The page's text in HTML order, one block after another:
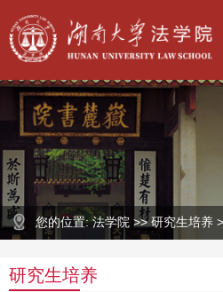
您的位置: 法学院 >> 研究生培养
研究生培养